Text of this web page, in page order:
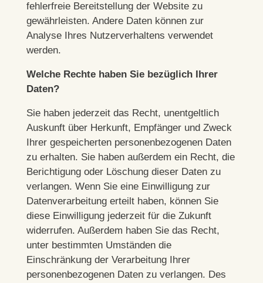
fehlerfreie Bereitstellung der Website zu
gewährleisten. Andere Daten können zur
Analyse Ihres Nutzerverhaltens verwendet
werden.
Welche Rechte haben Sie bezüglich Ihrer
Daten?
Sie haben jederzeit das Recht, unentgeltlich
Auskunft über Herkunft, Empfänger und Zweck
Ihrer gespeicherten personenbezogenen Daten
zu erhalten. Sie haben außerdem ein Recht, die
Berichtigung oder Löschung dieser Daten zu
verlangen. Wenn Sie eine Einwilligung zur
Datenverarbeitung erteilt haben, können Sie
diese Einwilligung jederzeit für die Zukunft
widerrufen. Außerdem haben Sie das Recht,
unter bestimmten Umständen die
Einschränkung der Verarbeitung Ihrer
personenbezogenen Daten zu verlangen. Des